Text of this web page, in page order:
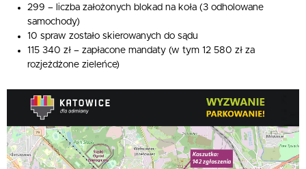
299 – liczba założonych blokad na koła (3 odholowane
samochody)
10 spraw zostało skierowanych do sądu
115 340 zł – zapłacone mandaty (w tym 12 580 zł za
rozjeżdżone zieleńce)